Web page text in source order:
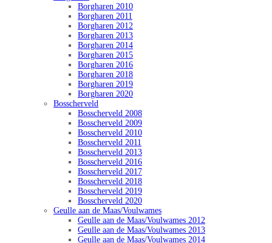
Borgharen 2010
Borgharen 2011
Borgharen 2012
Borgharen 2013
Borgharen 2014
Borgharen 2015
Borgharen 2016
Borgharen 2018
Borgharen 2019
Borgharen 2020
Bosscherveld
Bosscherveld 2008
Bosscherveld 2009
Bosscherveld 2010
Bosscherveld 2011
Bosscherveld 2013
Bosscherveld 2016
Bosscherveld 2017
Bosscherveld 2018
Bosscherveld 2019
Bosscherveld 2020
Geulle aan de Maas/Voulwames
Geulle aan de Maas/Voulwames 2012
Geulle aan de Maas/Voulwames 2013
Geulle aan de Maas/Voulwames 2014